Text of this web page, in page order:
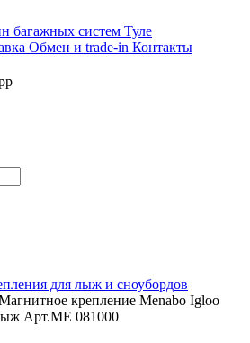
Обмен и trade-in Контакты
для лыж и сноубордов
крепление Menabo Igloo
Арт.ME 081000